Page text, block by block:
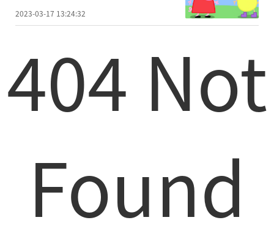
2023-03-17 13:24:32
404 Not
Found